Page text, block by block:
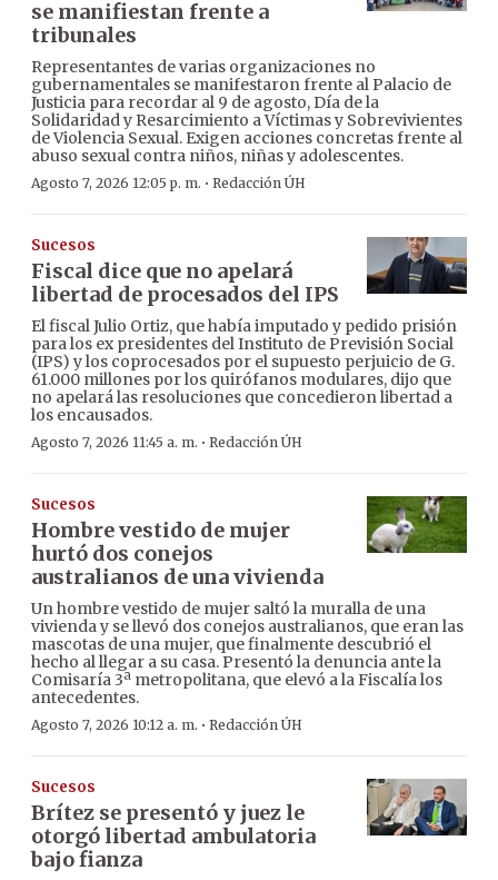
se manifiestan frente a
tribunales
Representantes de varias organizaciones no
gubernamentales se manifestaron frente al Palacio de
Justicia para recordar al 9 de agosto, Día de la
Solidaridad y Resarcimiento a Víctimas y Sobrevivientes
de Violencia Sexual. Exigen acciones concretas frente al
abuso sexual contra niños, niñas y adolescentes.
Agosto 7, 2026 12:05 p. m. · Redacción ÚH
Sucesos
Fiscal dice que no apelará
libertad de procesados del IPS
El fiscal Julio Ortiz, que había imputado y pedido prisión
para los ex presidentes del Instituto de Previsión Social
(IPS) y los coprocesados por el supuesto perjuicio de G.
61.000 millones por los quirófanos modulares, dijo que
no apelará las resoluciones que concedieron libertad a
los encausados.
Agosto 7, 2026 11:45 a. m. · Redacción ÚH
Sucesos
Hombre vestido de mujer
hurtó dos conejos
australianos de una vivienda
Un hombre vestido de mujer saltó la muralla de una
vivienda y se llevó dos conejos australianos, que eran las
mascotas de una mujer, que finalmente descubrió el
hecho al llegar a su casa. Presentó la denuncia ante la
Comisaría 3ª metropolitana, que elevó a la Fiscalía los
antecedentes.
Agosto 7, 2026 10:12 a. m. · Redacción ÚH
Sucesos
Brítez se presentó y juez le
otorgó libertad ambulatoria
bajo fianza